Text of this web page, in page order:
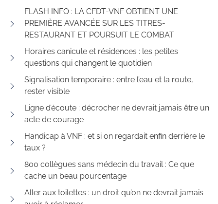
FLASH INFO : LA CFDT-VNF OBTIENT UNE
PREMIÈRE AVANCÉE SUR LES TITRES-
RESTAURANT ET POURSUIT LE COMBAT
Horaires canicule et résidences : les petites
questions qui changent le quotidien
Signalisation temporaire : entre l’eau et la route,
rester visible
Ligne d’écoute : décrocher ne devrait jamais être un
acte de courage
Handicap à VNF : et si on regardait enfin derrière le
taux ?
800 collègues sans médecin du travail : Ce que
cache un beau pourcentage
Aller aux toilettes : un droit qu’on ne devrait jamais